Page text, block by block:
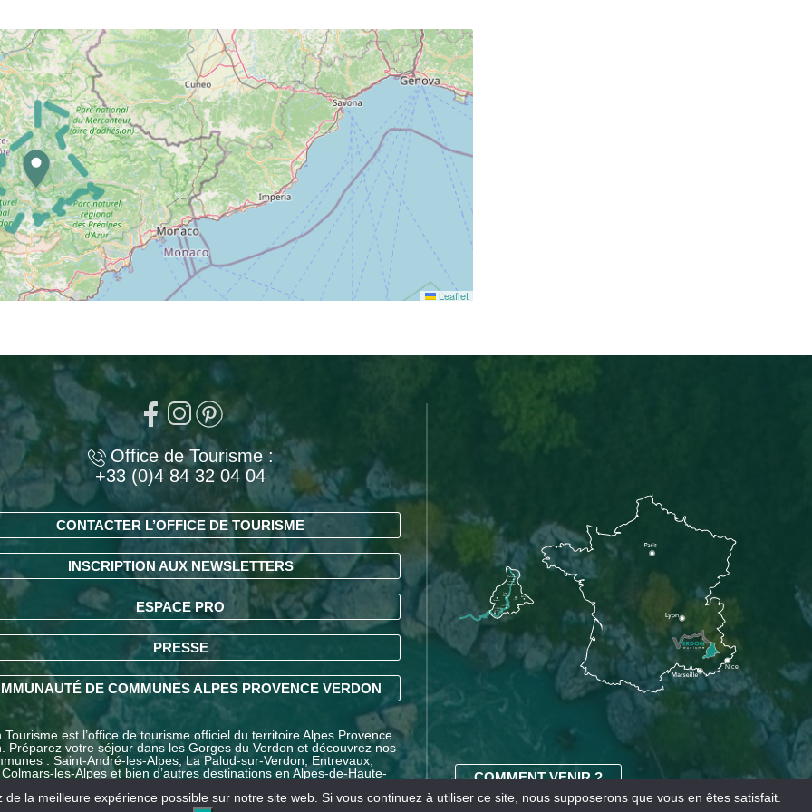
Leaflet
Office de Tourisme :
+33 (0)4 84 32 04 04
CONTACTER L’OFFICE DE TOURISME
INSCRIPTION AUX NEWSLETTERS
ESPACE PRO
PRESSE
DE COMMUNES ALPES PROVENCE VERDON
Tourisme est l’office de tourisme officiel du territoire Alpes Provence
Préparez votre séjour dans les Gorges du Verdon et découvrez nos
: Saint-André-les-Alpes, La Palud-sur-Verdon, Entrevaux,
les-Alpes et bien d’autres destinations en Alpes-de-Haute-
COMMENT VENIR ?
la meilleure expérience possible sur notre site web. Si vous continuez à utiliser ce site, nous supposerons que vous en êtes satisfait.